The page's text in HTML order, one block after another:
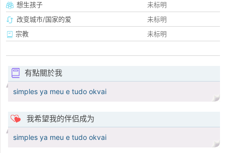
想生孩子
未标明
改变城市/国家的爱
未标明
宗教
未标明
有點關於我
simples ya meu e tudo okvai
我希望我的伴侣成为
simples ya meu e tudo okvai